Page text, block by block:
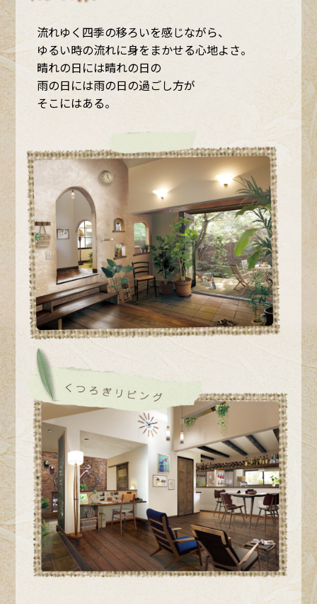
流れゆく四季の移ろいを感じながら、
ゆるい時の流れに身をまかせる心地よさ。
晴れの日には晴れの日の
雨の日には雨の日の過ごし方が
そこにはある。